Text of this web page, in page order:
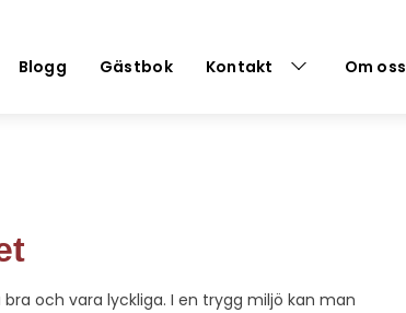
Blogg Gästbok Kontakt Om oss
och vara lyckliga. I en trygg miljö kan man